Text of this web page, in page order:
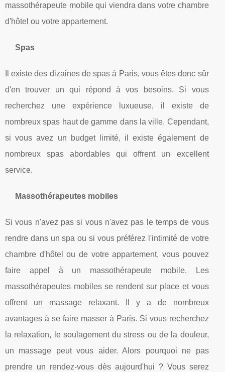
massothérapeute mobile qui viendra dans votre chambre
d'hôtel ou votre appartement.
Spas
Il existe des dizaines de spas à Paris, vous êtes donc sûr
d'en trouver un qui répond à vos besoins. Si vous
recherchez une expérience luxueuse, il existe de
nombreux spas haut de gamme dans la ville. Cependant,
si vous avez un budget limité, il existe également de
nombreux spas abordables qui offrent un excellent
service.
Massothérapeutes mobiles
Si vous n'avez pas si vous n'avez pas le temps de vous
rendre dans un spa ou si vous préférez l'intimité de votre
chambre d'hôtel ou de votre appartement, vous pouvez
faire appel à un massothérapeute mobile. Les
massothérapeutes mobiles se rendent sur place et vous
offrent un massage relaxant. Il y a de nombreux
avantages à se faire masser à Paris. Si vous recherchez
la relaxation, le soulagement du stress ou de la douleur,
un massage peut vous aider. Alors pourquoi ne pas
prendre un rendez-vous dès aujourd'hui ? Vous serez